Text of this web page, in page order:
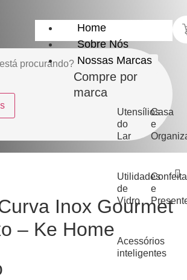
Home
Sobre Nós
Nossas Marcas
Compre por
marca
Utensílios
do
Lar
Casa
e
Utilidades
de
Vidro
e
Acessórios
inteligentes
Inox Gourmet
– Ke Home